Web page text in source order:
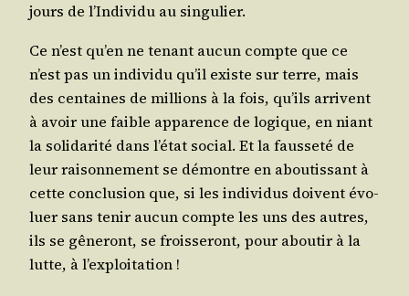
jours de l’In­di­vi­du au singulier.
Ce n’est qu’en ne tenant aucun compte que ce
n’est pas un indi­vi­du qu’il existe sur terre, mais
des cen­taines de mil­lions à la fois, qu’ils arrivent
à avoir une faible appa­rence de logique, en niant
la soli­da­ri­té dans l’é­tat social. Et la faus­se­té de
leur rai­son­ne­ment se démontre en abou­tis­sant à
cette conclu­sion que, si les indi­vi­dus doivent évo­
luer sans tenir aucun compte les uns des autres,
ils se gêne­ront, se frois­se­ront, pour abou­tir à la
lutte, à l’exploitation !